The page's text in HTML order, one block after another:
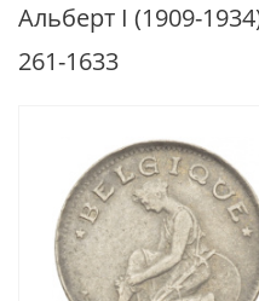
Альберт I (1909-
261-1633